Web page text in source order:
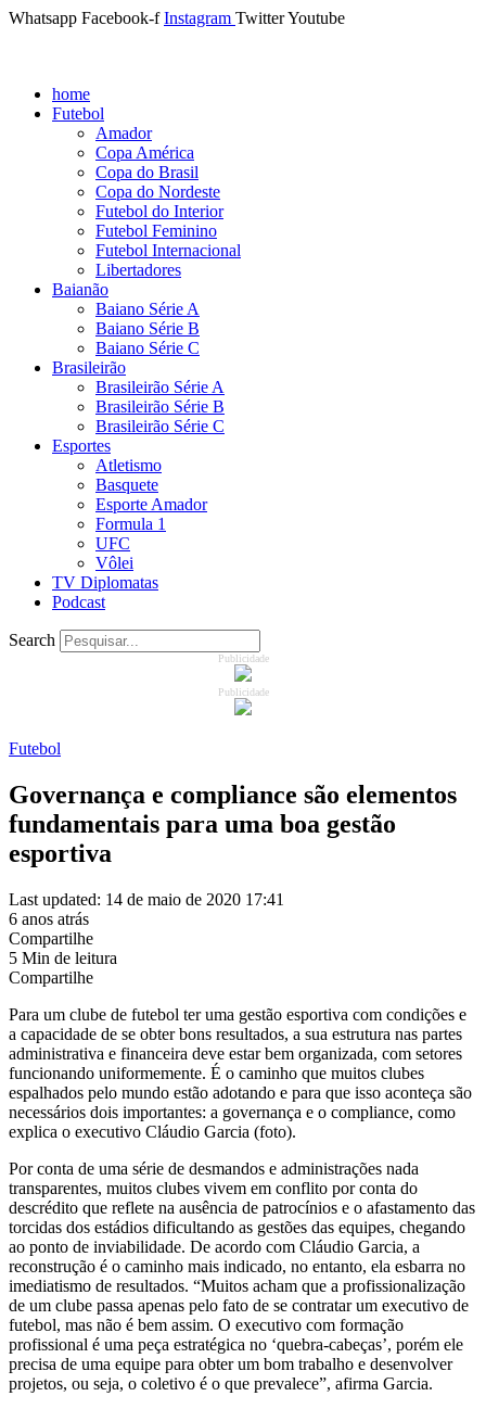
Whatsapp Facebook-f Instagram TwitterYoutube
home
Futebol
Amador
Copa América
Copa do Brasil
Copa do Nordeste
Futebol do Interior
Futebol Feminino
Futebol Internacional
Libertadores
Baianão
Baiano Série A
Baiano Série B
Baiano Série C
Brasileirão
Brasileirão Série A
Brasileirão Série B
Brasileirão Série C
Esportes
Atletismo
Basquete
Esporte Amador
Formula 1
UFC
Vôlei
TV Diplomatas
Podcast
Search
Publicidade
Publicidade
Futebol
Governança e compliance são elementos
fundamentais para uma boa gestão
esportiva
Last updated: 14 de maio de 2020 17:41
6 anos atrás
Compartilhe
5 Min de leitura
Compartilhe
Para um clube de futebol ter uma gestão esportiva com condições e
a capacidade de se obter bons resultados, a sua estrutura nas partes
administrativa e financeira deve estar bem organizada, com setores
funcionando uniformemente. É o caminho que muitos clubes
espalhados pelo mundo estão adotando e para que isso aconteça são
necessários dois importantes: a governança e o compliance, como
explica o executivo Cláudio Garcia (foto).
Por conta de uma série de desmandos e administrações nada
transparentes, muitos clubes vivem em conflito por conta do
descrédito que reflete na ausência de patrocínios e o afastamento das
torcidas dos estádios dificultando as gestões das equipes, chegando
ao ponto de inviabilidade. De acordo com Cláudio Garcia, a
reconstrução é o caminho mais indicado, no entanto, ela esbarra no
imediatismo de resultados. “Muitos acham que a profissionalização
de um clube passa apenas pelo fato de se contratar um executivo de
futebol, mas não é bem assim. O executivo com formação
profissional é uma peça estratégica no ‘quebra-cabeças’, porém ele
precisa de uma equipe para obter um bom trabalho e desenvolver
projetos, ou seja, o coletivo é o que prevalece”, afirma Garcia.